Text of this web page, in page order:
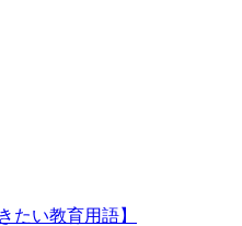
たい教育用語】